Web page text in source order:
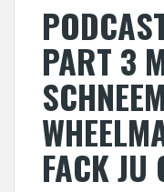
PART 3
FACK JU